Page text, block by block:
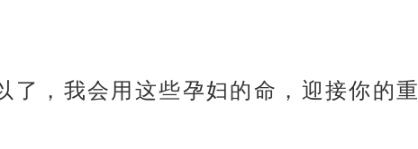
了，我会用这些孕妇的命，迎接你的重